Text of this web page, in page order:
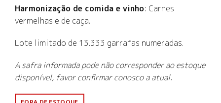
Harmonização de comida e vinho: Carnes
vermelhas e de caça.
Lote limitado de 13.333 garrafas numeradas.
A safra informada pode não corresponder ao estoque
disponível, favor confirmar conosco a atual.